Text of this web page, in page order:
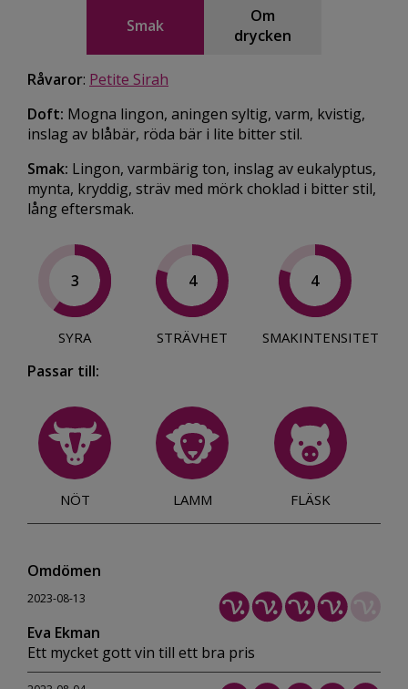
Smak
Om
drycken
Råvaror: Petite Sirah
Doft: Mogna lingon, aningen syltig, varm, kvistig,
inslag av blåbär, röda bär i lite bitter stil.
Smak: Lingon, varmbärig ton, inslag av eukalyptus,
mynta, kryddig, sträv med mörk choklad i bitter stil,
lång eftersmak.
3
SYRA
4
STRÄVHET
4
SMAKINTENSITET
Passar till:
NÖT LAMM FLÄSK
Omdömen
2023-08-13
Eva Ekman
Ett mycket gott vin till ett bra pris